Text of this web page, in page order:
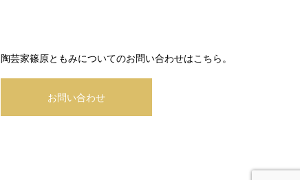
陶芸家篠原ともみについてのお問い合わせはこちら。
お問い合わせ